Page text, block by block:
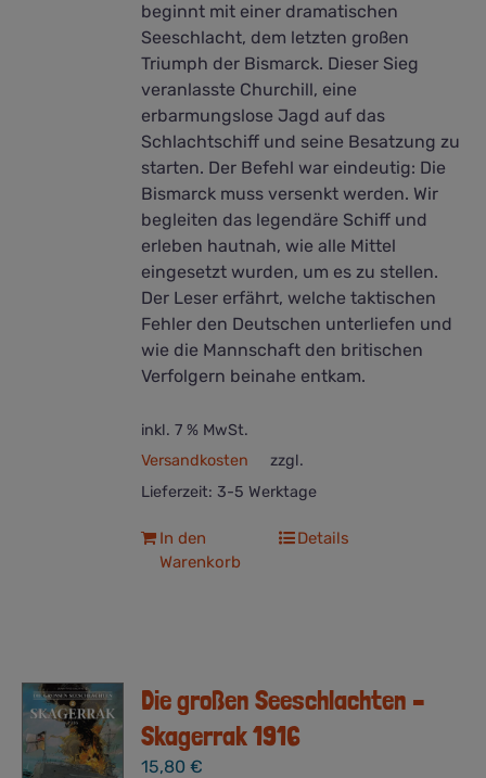
beginnt mit einer dramatischen
Seeschlacht, dem letzten großen
Triumph der Bismarck. Dieser Sieg
veranlasste Churchill, eine
erbarmungslose Jagd auf das
Schlachtschiff und seine Besatzung zu
starten. Der Befehl war eindeutig: Die
Bismarck muss versenkt werden. Wir
begleiten das legendäre Schiff und
erleben hautnah, wie alle Mittel
eingesetzt wurden, um es zu stellen.
Der Leser erfährt, welche taktischen
Fehler den Deutschen unterliefen und
wie die Mannschaft den britischen
Verfolgern beinahe entkam.
inkl. 7 % MwSt.
zzgl.
Versandkosten
Lieferzeit: 3-5 Werktage
In den
Warenkorb
Details
Die großen Seeschlachten –
Skagerrak 1916
15,80€